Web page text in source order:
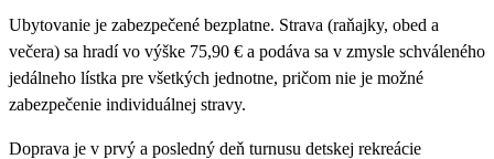
Ubytovanie je zabezpečené bezplatne. Strava (raňajky, obed a
večera) sa hradí vo výške 75,90 € a podáva sa v zmysle schváleného
jedálneho lístka pre všetkých jednotne, pričom nie je možné
zabezpečenie individuálnej stravy.
Doprava je v prvý a posledný deň turnusu detskej rekreácie